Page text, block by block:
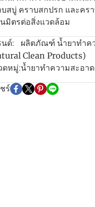
บสบู่ คราบสกปรก และคร
มิตรต่อสิ่งแวดล้อม
ด์:
ผลิตภัณฑ์ น้ำยาทำค
Clean Products)
ดหมู่:น้ำยาทำความสะอาด
ร์